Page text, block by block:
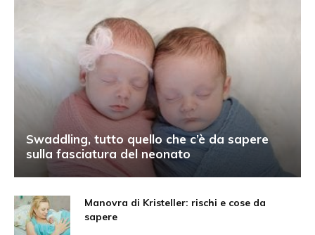
Swaddling, tutto quello che c’è da sapere
sulla fasciatura del neonato
Manovra di Kristeller: rischi e cose da
sapere